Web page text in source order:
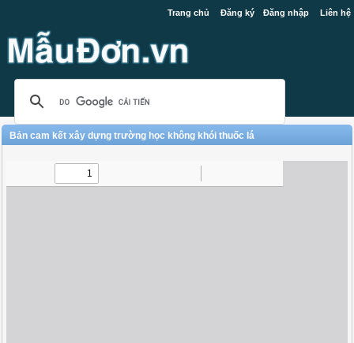
Trang chủ Đăng ký Đăng nhập Liên hệ
Bản cam kết xây dựng trường học không khói thuốc lá